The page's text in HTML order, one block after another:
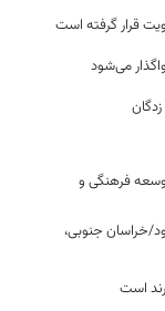
قرار گرفته است
می‌شود
فرهنگی و
خراسان جنوبی،
است